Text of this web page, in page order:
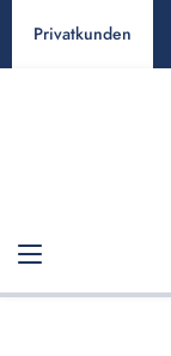
springen
Privatkunden